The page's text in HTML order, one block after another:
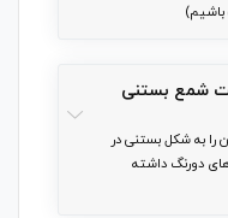
باشیم)
شمع بستنی
را به شکل بستنی در
دورنگ داشته